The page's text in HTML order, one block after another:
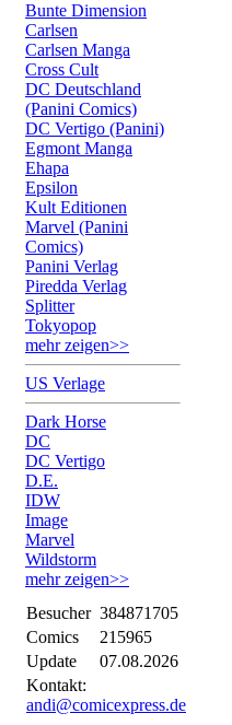
Bunte Dimension
Carlsen
Carlsen Manga
Cross Cult
DC Deutschland
(Panini Comics)
DC Vertigo (Panini)
Egmont Manga
Ehapa
Epsilon
Kult Editionen
Marvel (Panini
Comics)
Panini Verlag
Piredda Verlag
Splitter
Tokyopop
mehr zeigen>>
US Verlage
Dark Horse
DC
DC Vertigo
D.E.
IDW
Image
Marvel
Wildstorm
mehr zeigen>>
Besucher 384871705
Comics
215965
Update
07.08.2026
Kontakt:
andi@comicexpress.de